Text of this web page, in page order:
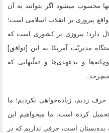
محسوب میشود اگر بتوانند به آن
پیروزى بر انقلاب اسلامى است؛
دارد؛ پیروزى بر کشورى است که
مدیریّت آمریکا به این [توافق‌]
و بدعهدى‌ها و تقلّبهایى که
زدیم، زیاده‌خواهى نکردیم؛ ما
کرده است، ما میخواهیم این
است، حرفى نداریم که در